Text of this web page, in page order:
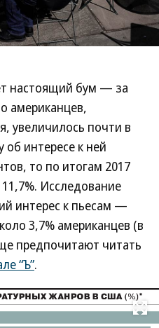
настоящий бум — за
американцев,
увеличилось почти в
об интересе к ней
то по итогам 2017
Исследование
интерес к пьесам —
3,7% американцев (в
предпочитают читать
“Ъ”.
Развернуть